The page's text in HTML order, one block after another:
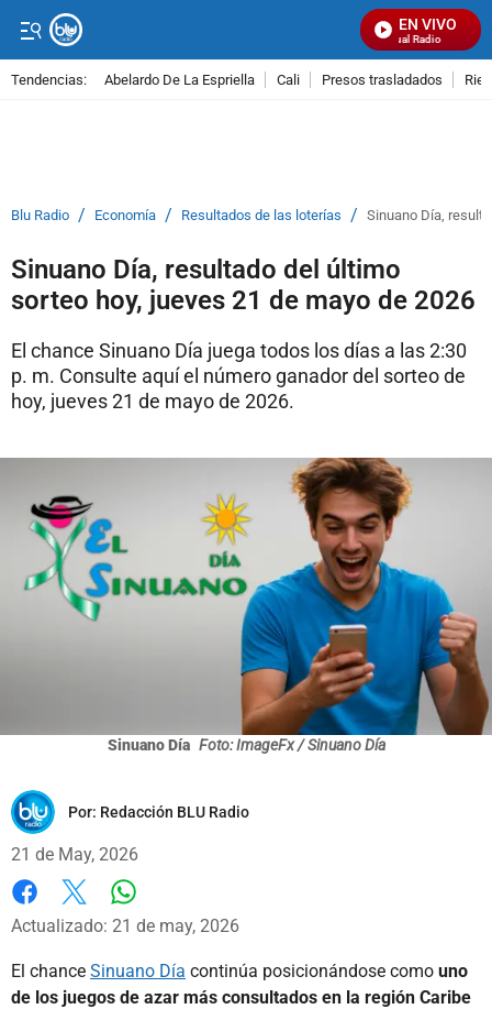
EN VIVO
Señal Visual Radio
Tendencias: Abelardo De La Espriella Cali Presos trasladados
Blu Radio / Economía / Resultados de las loterías / Sinuano Día,
Sinuano Día, resultado del último
sorteo hoy, jueves 21 de mayo de 2026
El chance Sinuano Día juega todos los días a las 2:30
p. m. Consulte aquí el número ganador del sorteo de
hoy, jueves 21 de mayo de 2026.
Sinuano Día Foto: ImageFx / Sinuano Día
Por: Redacción BLU Radio
21 de May, 2026
Facebook
X
Actualizado: 21 de may, 2026
El chance Sinuano Día continúa posicionándose como uno
de los juegos de azar más consultados en la región Caribe